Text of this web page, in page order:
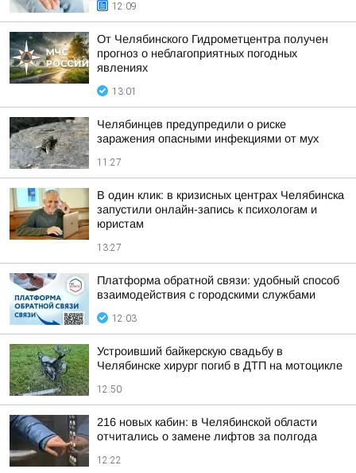
12:09
От Челябинского Гидрометцентра получен
прогноз о неблагоприятных погодных
явлениях
13:01
Челябинцев предупредили о риске
заражения опасными инфекциями от мух
11:27
В один клик: в кризисных центрах Челябинска
запустили онлайн-запись к психологам и
юристам
13:27
Платформа обратной связи: удобный способ
взаимодействия с городскими службами
12:03
Устроивший байкерскую свадьбу в
Челябинске хирург погиб в ДТП на мотоцикле
12:50
216 новых кабин: в Челябинской области
отчитались о замене лифтов за полгода
12:22